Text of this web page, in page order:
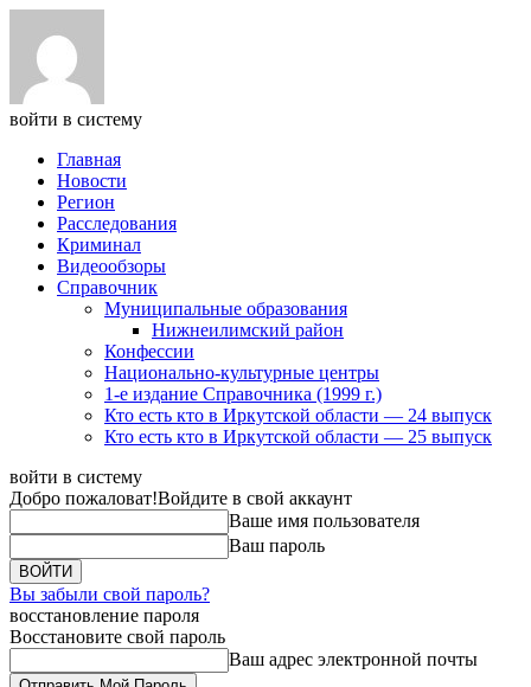
войти в систему
Главная
Новости
Регион
Расследования
Криминал
Видеообзоры
Справочник
Муниципальные образования
Нижнеилимский район
Конфессии
Национально-культурные центры
1-е издание Справочника (1999 г.)
Кто есть кто в Иркутской области — 24 выпуск
Кто есть кто в Иркутской области — 25 выпуск
войти в систему
Добро пожаловат!Войдите в свой аккаунт
Ваше имя пользователя
Ваш пароль
Вы забыли свой пароль?
восстановление пароля
Восстановите свой пароль
Ваш адрес электронной почты